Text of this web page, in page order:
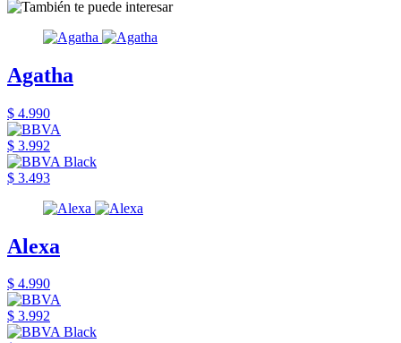
Agatha
$ 4.990
$ 3.992
$ 3.493
Alexa
$ 4.990
$ 3.992